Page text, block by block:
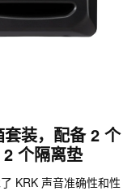
装，配备 2 个
个隔离垫
KRK 声音准确性和性